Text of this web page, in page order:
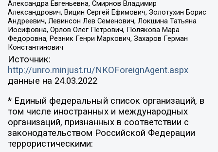
Александра Евгеньевна, Смирнов Владимир
Александрович, Вицин Сергей Ефимович, Золотухин Борис
Андреевич, Левинсон Лев Семенович, Локшина Татьяна
Иосифовна, Орлов Олег Петрович, Полякова Мара
Федоровна, Резник Генри Маркович, Захаров Герман
Константинович
Источник:
http://unro.minjust.ru/NKOForeignAgent.aspx
данные на 24.03.2022
* Единый федеральный список организаций, в
том числе иностранных и международных
организаций, признанных в соответствии с
законодательством Российской Федерации
террористическими: